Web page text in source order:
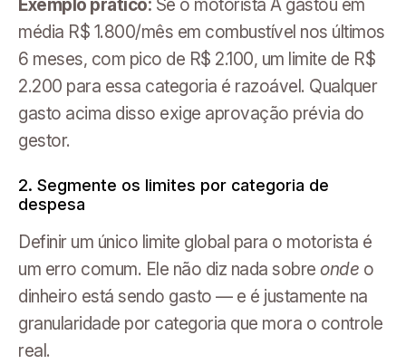
Exemplo prático: Se o motorista A gastou em
média R$ 1.800/mês em combustível nos últimos
6 meses, com pico de R$ 2.100, um limite de R$
2.200 para essa categoria é razoável. Qualquer
gasto acima disso exige aprovação prévia do
gestor.
2. Segmente os limites por categoria de
despesa
Definir um único limite global para o motorista é
um erro comum. Ele não diz nada sobre onde o
dinheiro está sendo gasto — e é justamente na
granularidade por categoria que mora o controle
real.